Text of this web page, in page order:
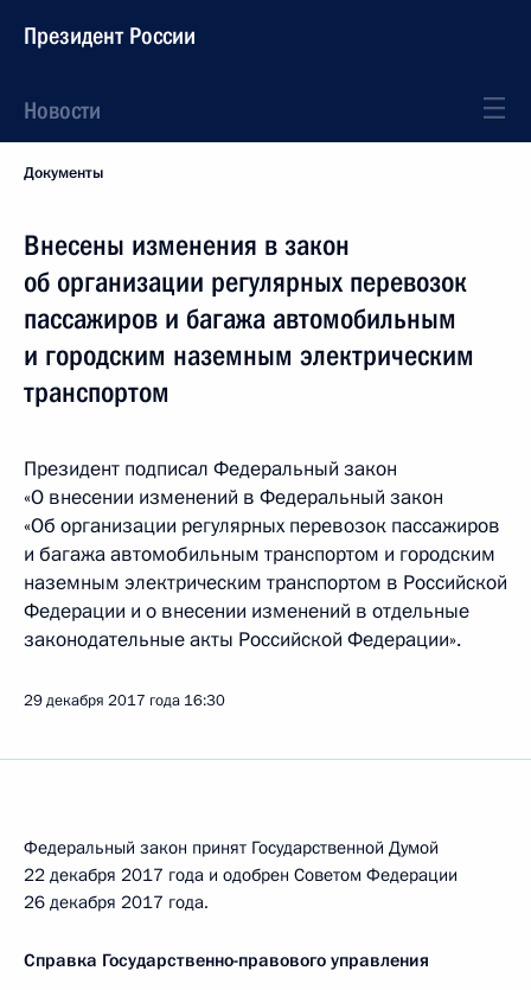
Президент России
Новости
Документы
Внесены изменения в закон
об организации регулярных перевозок
пассажиров и багажа автомобильным
и городским наземным электрическим
транспортом
Президент подписал Федеральный закон
«О внесении изменений в Федеральный закон
«Об организации регулярных перевозок пассажиров
и багажа автомобильным транспортом и городским
наземным электрическим транспортом в Российской
Федерации и о внесении изменений в отдельные
законодательные акты Российской Федерации».
29 декабря 2017 года 16:30
Федеральный закон принят Государственной Думой
22 декабря 2017 года и одобрен Советом Федерации
26 декабря 2017 года.
Справка Государственно-правового управления